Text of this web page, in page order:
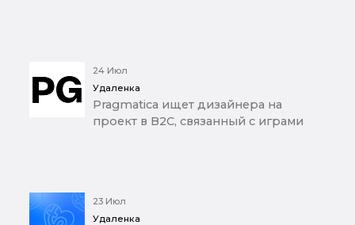
24 Июл
Удаленка
Pragmatica ищет дизайнера на
проект в B2C, связанный с играми
23 Июл
Удаленка